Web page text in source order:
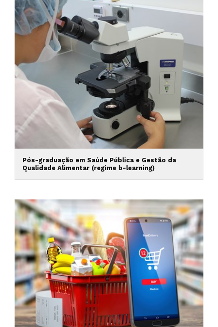
Pós-graduação em Saúde Pública e Gestão da
Qualidade Alimentar (regime b-learning)